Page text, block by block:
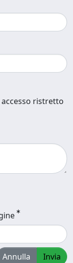
ristretto
Annulla Invia